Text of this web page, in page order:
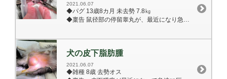
2021.06.07
◆パグ 13歳8カ月 未去勢 7.8㎏
◆稟告 鼠径部の停留睾丸が、最近になり急に大きくなり疼痛を認める。
犬の皮下脂肪腫
2021.06.07
◆雑種 8歳 去勢オス